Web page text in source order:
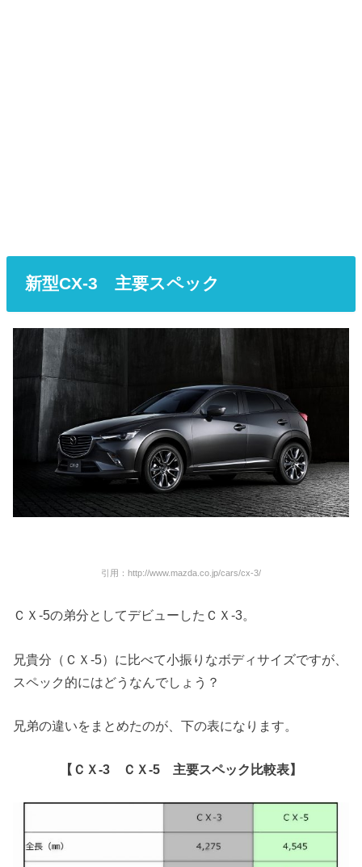
新型CX-3 主要スペック
引用：http://www.mazda.co.jp/cars/cx-3/
ＣＸ-5の弟分としてデビューしたＣＸ-3。
兄貴分（ＣＸ-5）に比べて小振りなボディサイズですが、
スペック的にはどうなんでしょう？
兄弟の違いをまとめたのが、下の表になります。
【ＣＸ-3 ＣＸ-5 主要スペック比較表】